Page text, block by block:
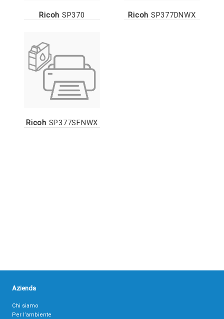
Ricoh SP370 Ricoh SP377DNWX
Ricoh SP377SFNWX
Azienda
Chi siamo
Per l’ambiente